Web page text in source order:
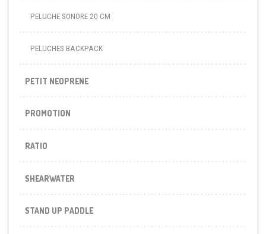
PELUCHE SONORE 20 CM
PELUCHES BACKPACK
PETIT NEOPRENE
PROMOTION
RATIO
SHEARWATER
STAND UP PADDLE